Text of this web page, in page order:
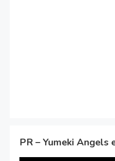
PR – Yumeki Angels